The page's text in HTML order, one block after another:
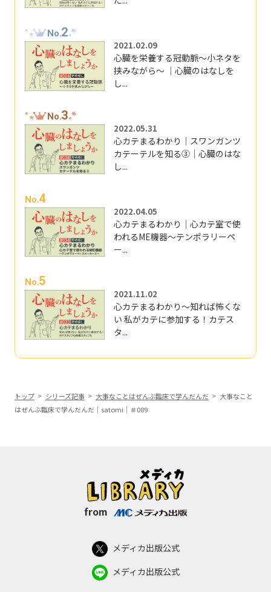
No.2
2021.02.09
心臓を栄養する冠動脈～小ネタを
挟みながら～ ｜心臓のはなしを
し...
No.3
2022.05.31
心カテまるわかり｜スワンガンツ
カテーテルを知る③｜心臓のはな
し...
No.4
2022.04.05
心カテまるわかり｜心カテ室で使
われるME機器～テンポラリーペ
ー...
No.5
2021.11.02
心カテまるわかり～知れば怖くな
い 私がカテに参加する！カテス
タ...
トップ シリーズ記事 大事なことはぜんぶ臨床で学んだんだ
大事なこと
はぜんぶ臨床で学んだんだ｜satomi｜＃089
from
メディカ出版公式
メディカ出版公式